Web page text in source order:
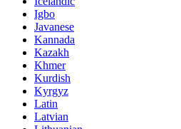
Igbo
Javanese
Kannada
Kazakh
Khmer
Kurdish
Kyrgyz
Latin
Latvian